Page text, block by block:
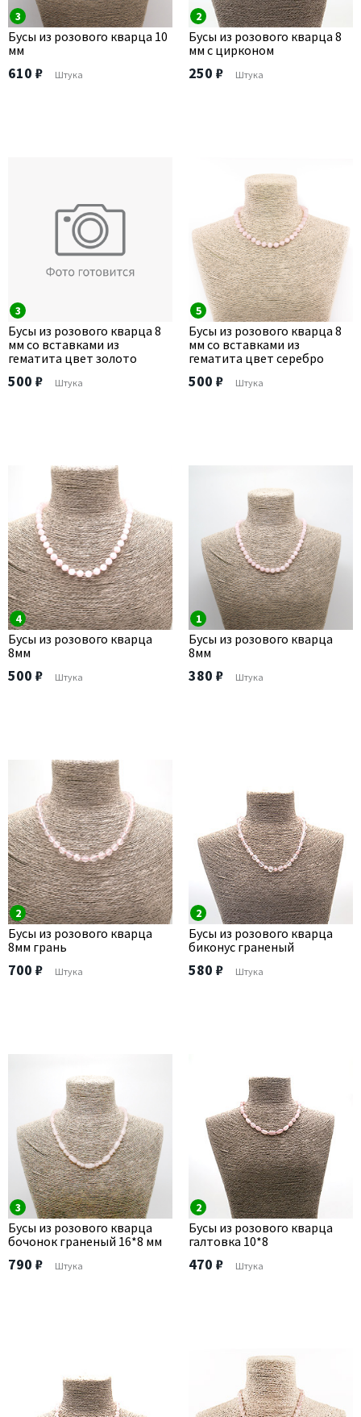
3
Бусы из розового кварца 10
мм
610 ₽ Штука
2
Бусы из розового кварца 8
мм с цирконом
250 ₽ Штука
3
Бусы из розового кварца 8
мм со вставками из
гематита цвет золото
500 ₽ Штука
5
Бусы из розового кварца 8
мм со вставками из
гематита цвет серебро
500 ₽ Штука
4
Бусы из розового кварца
8мм
500 ₽ Штука
1
Бусы из розового кварца
8мм
380 ₽ Штука
2
Бусы из розового кварца
8мм грань
700 ₽ Штука
2
Бусы из розового кварца
биконус граненый
580 ₽ Штука
3
Бусы из розового кварца
бочонок граненый 16*8 мм
790 ₽ Штука
2
Бусы из розового кварца
галтовка 10*8
470 ₽ Штука